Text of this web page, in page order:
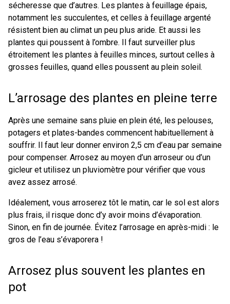
sécheresse que d’autres. Les plantes à feuillage épais,
notamment les succulentes, et celles à feuillage argenté
résistent bien au climat un peu plus aride. Et aussi les
plantes qui poussent à l’ombre. Il faut surveiller plus
étroitement les plantes à feuilles minces, surtout celles à
grosses feuilles, quand elles poussent au plein soleil.
L’arrosage des plantes en pleine terre
Après une semaine sans pluie en plein été, les pelouses,
potagers et plates-bandes commencent habituellement à
souffrir. Il faut leur donner environ 2,5 cm d’eau par semaine
pour compenser. Arrosez au moyen d’un arroseur ou d’un
gicleur et utilisez un pluviomètre pour vérifier que vous
avez assez arrosé.
Idéalement, vous arroserez tôt le matin, car le sol est alors
plus frais, il risque donc d’y avoir moins d’évaporation.
Sinon, en fin de journée. Évitez l’arrosage en après-midi : le
gros de l’eau s’évaporera !
Arrosez plus souvent les plantes en
pot